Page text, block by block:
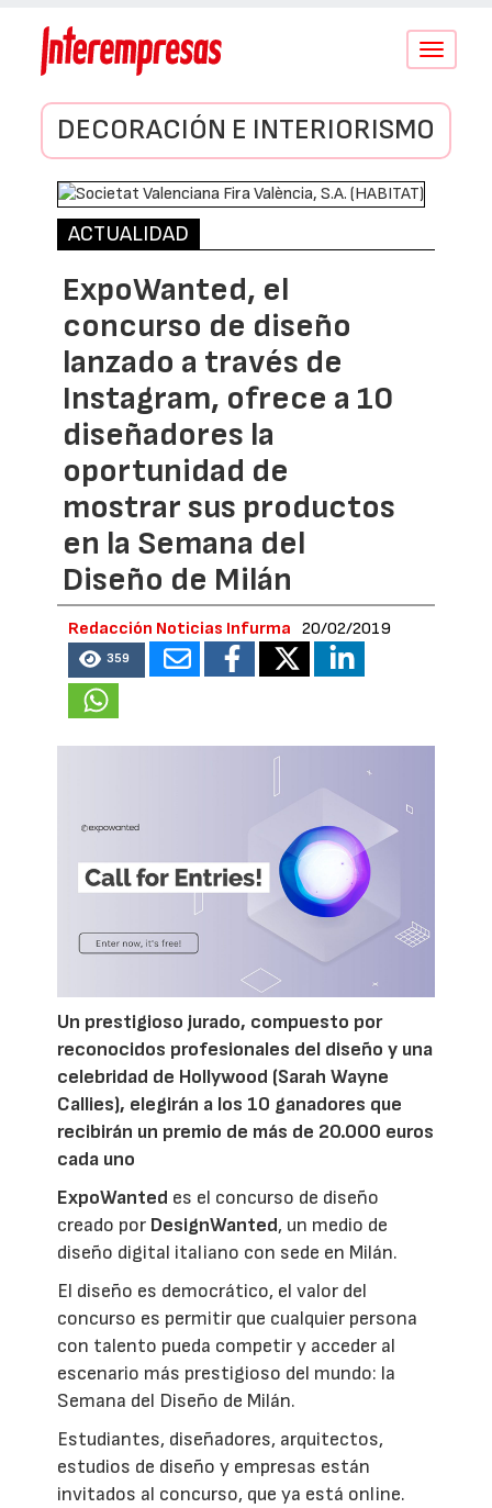
Conmutar
DECORACIÓN E INTERIORISMO
ACTUALIDAD
ExpoWanted, el
concurso de diseño
lanzado a través de
Instagram, ofrece a 10
diseñadores la
oportunidad de
mostrar sus productos
en la Semana del
Diseño de Milán
Redacción Noticias Infurma 20/02/2019
359
Un prestigioso jurado, compuesto por
reconocidos profesionales del diseño y una
celebridad de Hollywood (Sarah Wayne
Callies), elegirán a los 10 ganadores que
recibirán un premio de más de 20.000 euros
cada uno
ExpoWanted es el concurso de diseño
creado por DesignWanted, un medio de
diseño digital italiano con sede en Milán.
El diseño es democrático, el valor del
concurso es permitir que cualquier persona
con talento pueda competir y acceder al
escenario más prestigioso del mundo: la
Semana del Diseño de Milán.
Estudiantes, diseñadores, arquitectos,
estudios de diseño y empresas están
invitados al concurso, que ya está online.